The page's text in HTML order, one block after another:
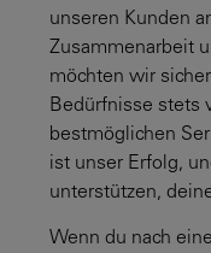
unseren Kunden
Zusammenarbeit
möchten wir
Bedürfnisse stets
bestmöglichen
ist unser Erfolg,
unterstützen,
Wenn du nach